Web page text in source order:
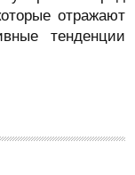
отражают
тенденции